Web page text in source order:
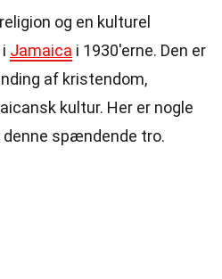
og en kulturel
Jamaica i 1930'erne. Den er
af kristendom,
kultur. Her er nogle
spændende tro.